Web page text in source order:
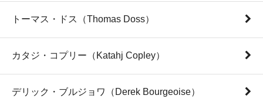
トーマス・ドス（Thomas Doss）
カタジ・コプリー（Katahj Copley）
デリック・ブルジョワ（Derek Bourgeoise）